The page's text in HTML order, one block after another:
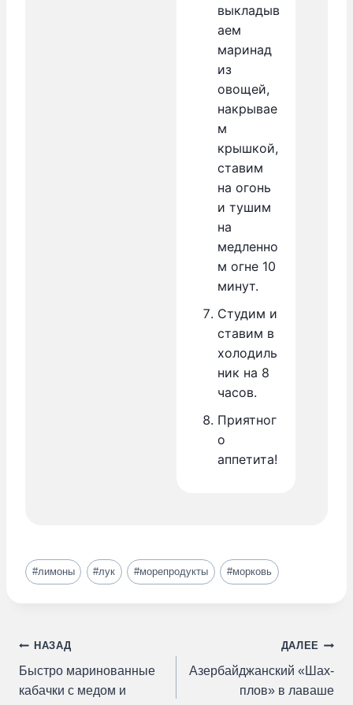
выкладыв
аем
маринад
из
овощей,
накрывае
м
крышкой,
ставим
на огонь
и тушим
на
медленно
м огне 10
минут.
Студим и
ставим в
холодиль
ник на 8
часов.
Приятног
о
аппетита!
Метки
записи:
#лимоны #лук #морепродукты #морковь
Навигация
по
НАЗАД
Быстро маринованные
кабачки с медом и
ДАЛЕЕ
Азербайджанский «Шах-
плов» в лаваше